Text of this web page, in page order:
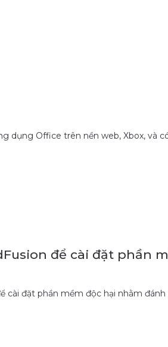
dụng Office trên nền web, Xbox, và
để cài đặt phần
đặt phần mềm độc hại nhằm đánh